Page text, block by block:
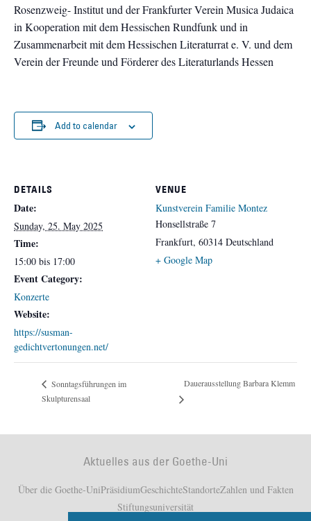
Rosenzweig- Institut und der Frankfurter Verein Musica Judaica
in Kooperation mit dem Hessischen Rundfunk und in
Zusammenarbeit mit dem Hessischen Literaturrat e. V. und dem
Verein der Freunde und Förderer des Literaturlands Hessen
Add to calendar
DETAILS
Date:
Sunday, 25. May 2025
Time:
15:00 bis 17:00
Event Category:
Konzerte
Website:
https://susman-
gedichtvertonungen.net/
VENUE
Kunstverein Familie Montez
Honsellstraße 7
Frankfurt, 60314 Deutschland
+ Google Map
Sonntagsführungen im
Skulpturensaal
Dauerausstellung Barbara Klemm
Aktuelles aus der Goethe-Uni
Über die Goethe-UniPräsidiumGeschichteStandorteZahlen und Fakten
Stiftungsuniversität